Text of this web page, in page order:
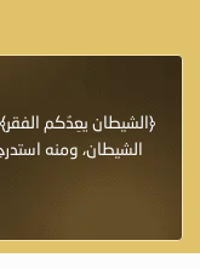
الشيطان، ومنه